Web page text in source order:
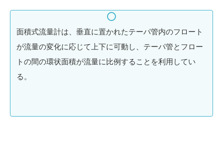
面積式流量計は、垂直に置かれたテーパ管内のフロート
が流量の変化に応じて上下に可動し、テーパ管とフロー
トの間の環状面積が流量に比例することを利用してい
る。